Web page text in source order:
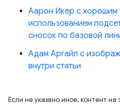
Аарон Икер с хорошим
использованием
сносок по базовой
Адам Аргайл с
внутри статьи
Если не указано иное, контент на